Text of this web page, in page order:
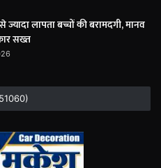
ज्यादा लापता बच्चों की बरामदगी, मानव
सख्त